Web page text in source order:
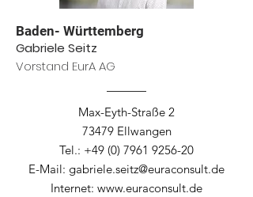
Baden- Württemberg
Gabriele Seitz
Vorstand EurA AG
Max-Eyth-Straße 2
73479 Ellwangen
Tel.: +49 (0) 7961 9256-20
E-Mail: gabriele.seitz@euraconsult.de
Internet: www.euraconsult.de